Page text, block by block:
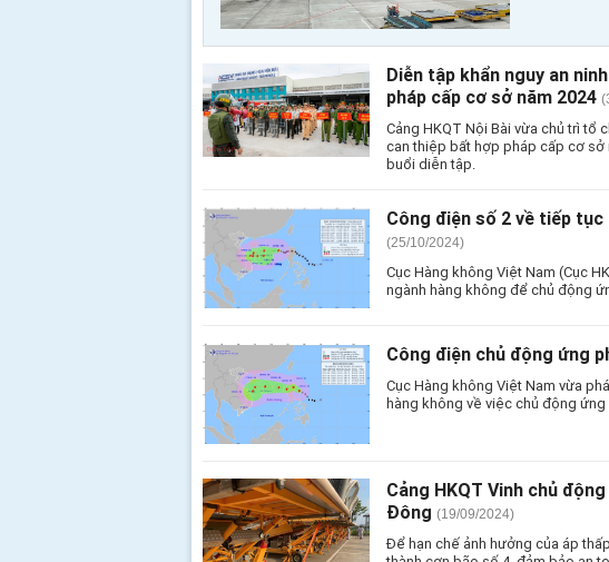
Diễn tập khẩn nguy an
pháp cấp cơ sở năm 2024
Cảng HKQT Nội Bài vừa chủ trì tổ
can thiệp bất hợp pháp cấp cơ sở
buổi diễn tập.
Công điện số 2 về tiếp
(25/10/2024)
Cục Hàng không Việt Nam (Cục
ngành hàng không để chủ động
Công điện chủ động ứng
Cục Hàng không Việt Nam vừa
hàng không về việc chủ động
Cảng HKQT Vinh chủ
Đông (19/09/2024)
Để hạn chế ảnh hưởng của áp